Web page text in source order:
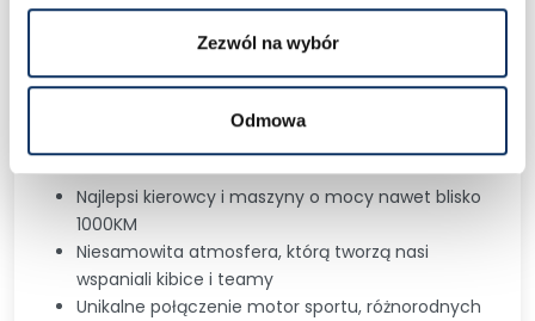
Zezwól na wybór
Odmowa
silników i dym spod opon! Najmocniejsza krajowa liga
driftingowa w Europie powraca! Cztery lokalizacje (w
kierowcy, którzy walczą o tytuł Mistrza Polski. To
wydarzenie, którego nie możesz przegapić!
Co wyróżnia Driftingowe Mistrzostwa Polski?
Najlepsi kierowcy i maszyny o mocy nawet blisko
1000KM
Niesamowita atmosfera, którą tworzą nasi
wspaniali kibice i teamy
Unikalne połączenie motor sportu, różnorodnych